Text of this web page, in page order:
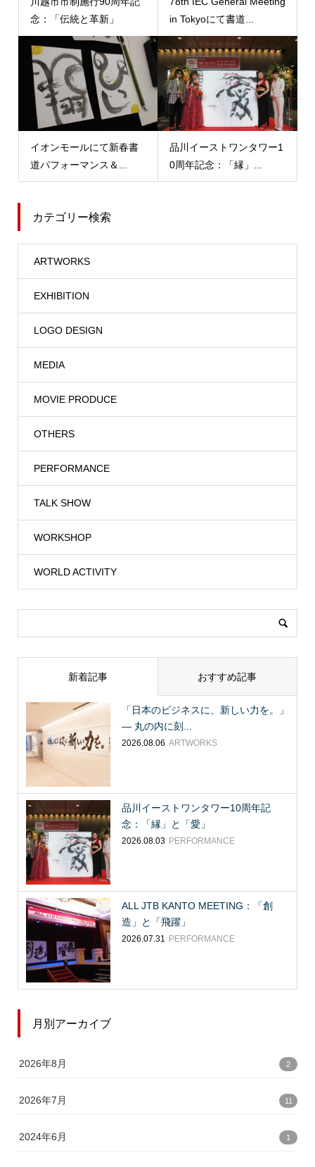
念：「伝統と革新」
in Tokyoにて書道...
イオンモールにて新春書
道パフォーマンス＆...
品川イーストワンタワー1
0周年記念：「縁」...
カテゴリー検索
ARTWORKS
EXHIBITION
LOGO DESIGN
MEDIA
MOVIE PRODUCE
OTHERS
PERFORMANCE
TALK SHOW
WORKSHOP
WORLD ACTIVITY
新着記事 おすすめ記事
「日本のビジネスに、新しい力を。」
― 丸の内に刻...
2026.08.06 ARTWORKS
品川イーストワンタワー10周年記
念：「縁」と「愛」
2026.08.03 PERFORMANCE
ALL JTB KANTO MEETING：「創
造」と「飛躍」
2026.07.31 PERFORMANCE
月別アーカイブ
2026年8月 2
2026年7月 11
2024年6月 1